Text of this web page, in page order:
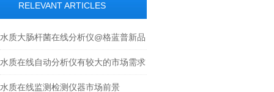
RELEVANT ARTICLES
水质大肠杆菌在线分析仪@格蓝普新品
上市
水质在线自动分析仪有较大的市场需求
水质在线监测检测仪器市场前景